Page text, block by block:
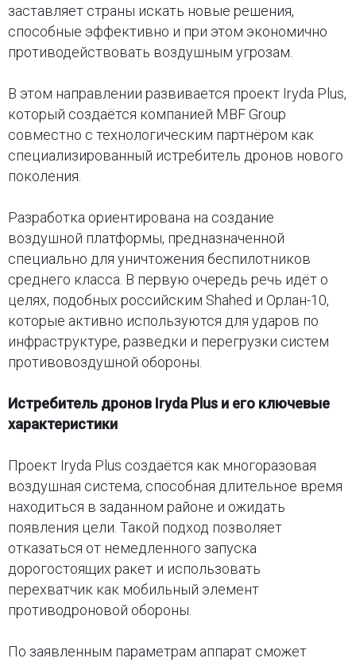
заставляет страны искать новые решения,
способные эффективно и при этом экономично
противодействовать воздушным угрозам.
В этом направлении развивается проект Iryda Plus,
который создаётся компанией MBF Group
совместно с технологическим партнёром как
специализированный истребитель дронов нового
поколения.
Разработка ориентирована на создание
воздушной платформы, предназначенной
специально для уничтожения беспилотников
среднего класса. В первую очередь речь идёт о
целях, подобных российским Shahed и Орлан-10,
которые активно используются для ударов по
инфраструктуре, разведки и перегрузки систем
противовоздушной обороны.
Истребитель дронов Iryda Plus и его ключевые
характеристики
Проект Iryda Plus создаётся как многоразовая
воздушная система, способная длительное время
находиться в заданном районе и ожидать
появления цели. Такой подход позволяет
отказаться от немедленного запуска
дорогостоящих ракет и использовать
перехватчик как мобильный элемент
противодроновой обороны.
По заявленным параметрам аппарат сможет